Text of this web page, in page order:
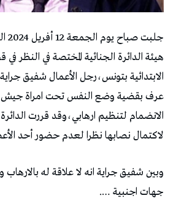
هيئة الدائرة الجنائية المختصة في النظر في
الابتدائية بتونس،رجل الأعمال شفيق
عرف بقضية وضع النفس تحت امراة جيش
الانضمام لتنظيم ارهابي،وقد قررت
لاكتمال نصابها نظرا لعدم حضور أحد
وبين شفيق جراية انه لا علاقة له بالارهاب
جهات اجنبية ….